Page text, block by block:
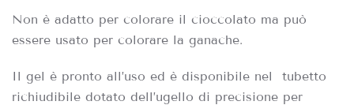
Non è adatto per colorare il cioccolato ma può
essere usato per colorare la ganache.
Il gel è pronto all’uso ed è disponibile nel tubetto
richiudibile dotato dell’ugello di precisione per